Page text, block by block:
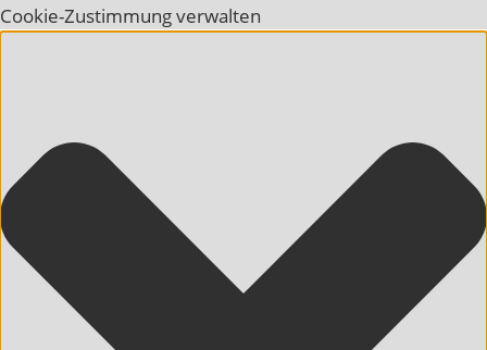
Cookie-Zustimmung verwalten